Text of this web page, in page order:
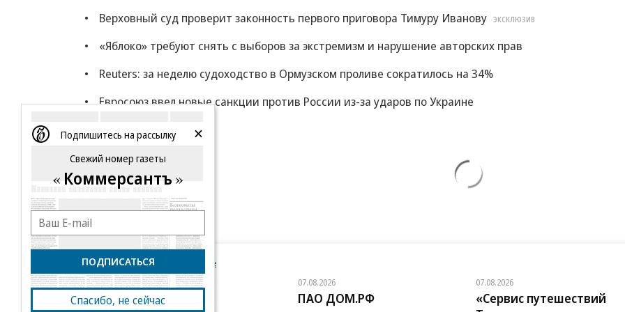
Верховный суд проверит законность первого приговора Тимуру Иванову ЭКСКЛЮЗИВ
«Яблоко» требуют снять с выборов за экстремизм и нарушение авторских прав
Reuters: за неделю судоходство в Ормузском проливе сократилось на 34%
Евросоюз ввел новые санкции против России из-за ударов по Украине
Новости компаний Все
07.08.2026
STONE
07.08.2026
ПАО ДОМ.РФ
07.08.2026
«Сервис путешествий
Подпишитесь на рассылку
Свежий номер газеты
Коммерсантъ
ПОДПИСАТЬСЯ
Спасибо, не сейчас